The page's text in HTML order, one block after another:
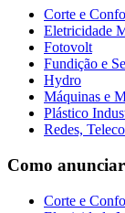
Corte e
Eletricidade
Fotovolt
Fundição e
Hydro
Máquinas e
Plástico
Redes,
Como anunciar
Corte e